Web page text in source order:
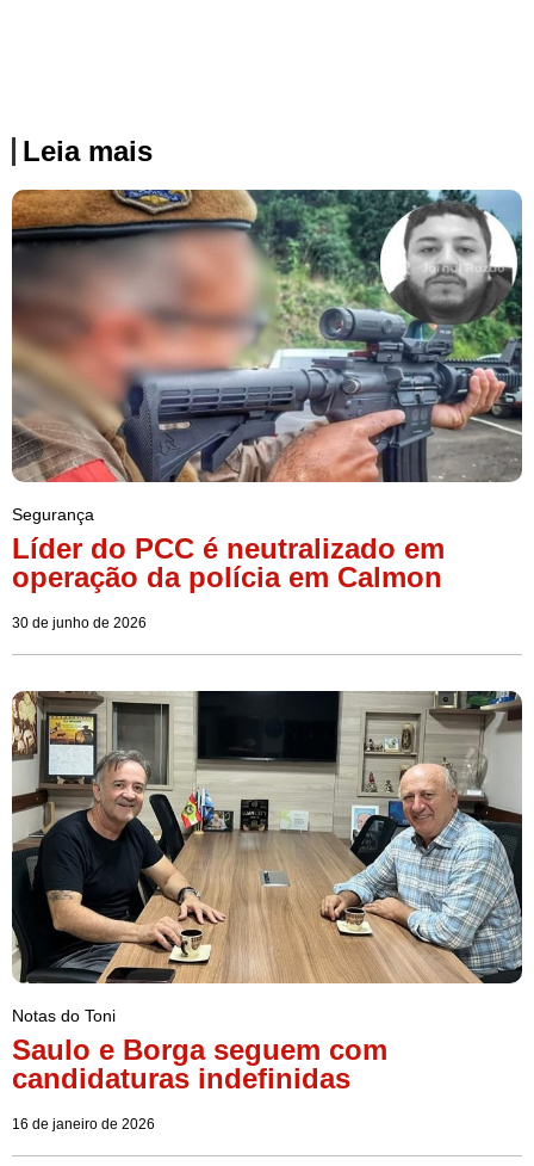
Leia mais
Segurança
Líder do PCC é neutralizado em
operação da polícia em Calmon
30 de junho de 2026
Notas do Toni
Saulo e Borga seguem com
candidaturas indefinidas
16 de janeiro de 2026